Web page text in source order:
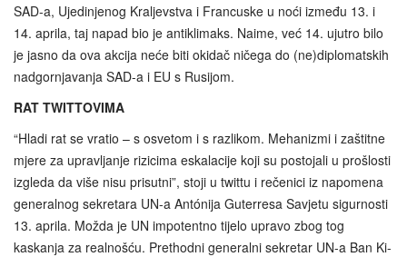
SAD-a, Ujedinjenog Kraljevstva i Francuske u noći između 13. i
14. aprila, taj napad bio je antiklimaks. Naime, već 14. ujutro bilo
je jasno da ova akcija neće biti okidač ničega do (ne)diplomatskih
nadgornjavanja SAD-a i EU s Rusijom.
RAT TWITTOVIMA
“Hladi rat se vratio – s osvetom i s razlikom. Mehanizmi i zaštitne
mjere za upravljanje rizicima eskalacije koji su postojali u prošlosti
izgleda da više nisu prisutni”, stoji u twittu i rečenici iz napomena
generalnog sekretara UN-a Antónija Guterresa Savjetu sigurnosti
13. aprila. Možda je UN impotentno tijelo upravo zbog tog
kaskanja za realnošću. Prethodni generalni sekretar UN-a Ban Ki-